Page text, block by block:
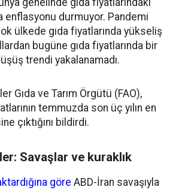
genelinde gıda fiyatlarındaki
enflasyonu durmuyor. Pandemi
ülkede gıda fiyatlarında yükseliş
bugüne gıda fiyatlarında bir
trendi yakalanamadı.
Gıda ve Tarım Örgütü (FAO),
temmuzda son üç yılın en
çıktığını bildirdi.
Savaşlar ve kuraklık
göre ABD-İran savaşıyla